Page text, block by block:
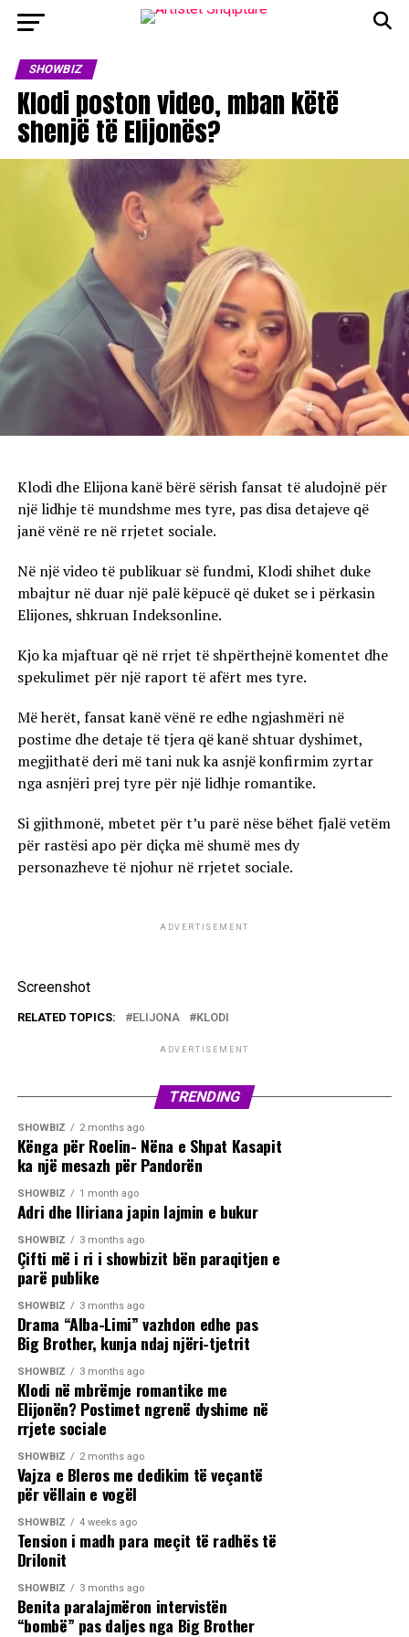
SHOWBIZ
Klodi poston video, mban këtë
shenjë të Elijonës?
Klodi dhe Elijona kanë bërë sërish fansat të aludojnë për
një lidhje të mundshme mes tyre, pas disa detajeve që
janë vënë re në rrjetet sociale.
Në një video të publikuar së fundmi, Klodi shihet duke
mbajtur në duar një palë këpucë që duket se i përkasin
Elijones, shkruan Indeksonline.
Kjo ka mjaftuar që në rrjet të shpërthejnë komentet dhe
spekulimet për një raport të afërt mes tyre.
Më herët, fansat kanë vënë re edhe ngjashmëri në
postime dhe detaje të tjera që kanë shtuar dyshimet,
megjithatë deri më tani nuk ka asnjë konfirmim zyrtar
nga asnjëri prej tyre për një lidhje romantike.
Si gjithmonë, mbetet për t’u parë nëse bëhet fjalë vetëm
për rastësi apo për diçka më shumë mes dy
personazheve të njohur në rrjetet sociale.
ADVERTISEMENT
Screenshot
RELATED TOPICS: ELIJONA KLODI
ADVERTISEMENT
TRENDING
SHOWBIZ 2 months ago
Kënga për Roelin- Nëna e Shpat Kasapit
ka një mesazh për Pandorën
SHOWBIZ 1 month ago
Adri dhe Iliriana japin lajmin e bukur
SHOWBIZ 3 months ago
Çifti më i ri i showbizit bën paraqitjen e
parë publike
SHOWBIZ 3 months ago
Drama “Alba-Limi” vazhdon edhe pas
Big Brother, kunja ndaj njëri-tjetrit
SHOWBIZ 3 months ago
Klodi në mbrëmje romantike me
Elijonën? Postimet ngrenë dyshime në
rrjete sociale
SHOWBIZ 2 months ago
Vajza e Bleros me dedikim të veçantë
për vëllain e vogël
SHOWBIZ 4 weeks ago
Tension i madh para meçit të radhës të
Drilonit
SHOWBIZ 3 months ago
Benita paralajmëron intervistën
“bombë” pas daljes nga Big Brother